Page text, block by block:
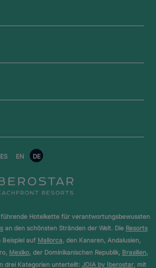
ES EN DE
Hotelkette für verantwortungsbewussten
an den schönsten Stränden der Welt. Die Resorts
Beispiel auf Mallorca, den Kanaren, Andalusien,
Mexiko, der Dominikanischen Republik, Brasilien,
drei Kategorien unterteilt: JOIA by Iberostar, mit